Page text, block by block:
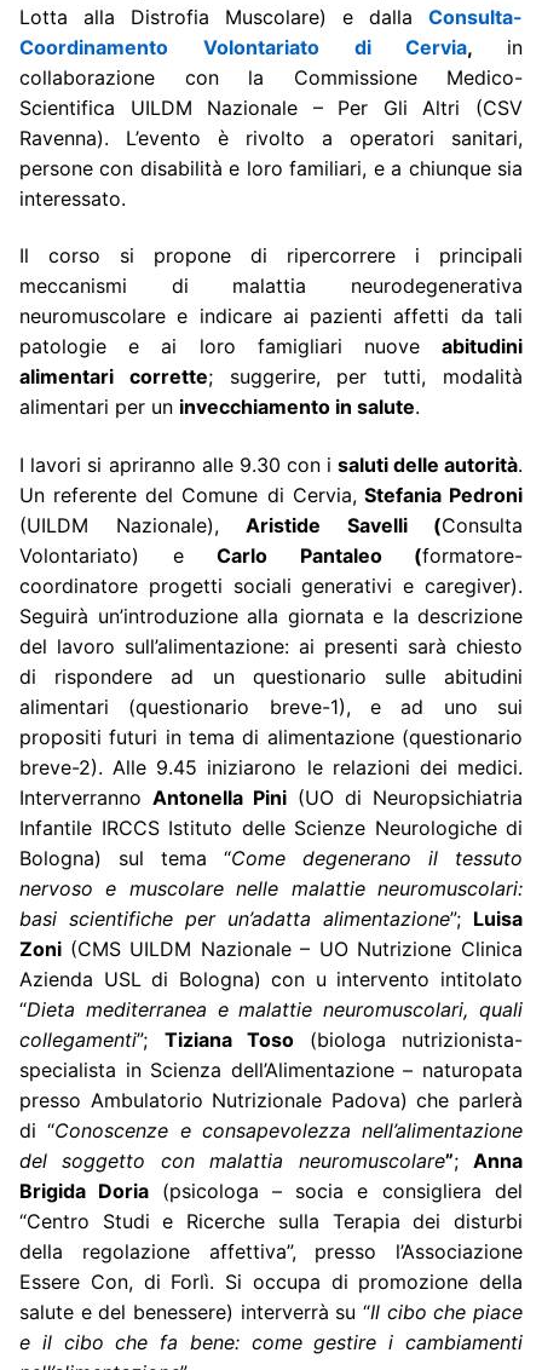
Lotta alla Distrofia Muscolare) e dalla Consulta-
Coordinamento Volontariato di Cervia, in
collaborazione con la Commissione Medico-
Scientifica UILDM Nazionale – Per Gli Altri (CSV
Ravenna). L’evento è rivolto a operatori sanitari,
persone con disabilità e loro familiari, e a chiunque sia
interessato.
Il corso si propone di ripercorrere i principali
meccanismi di malattia neurodegenerativa
neuromuscolare e indicare ai pazienti affetti da tali
patologie e ai loro famigliari nuove abitudini
alimentari corrette; suggerire, per tutti, modalità
alimentari per un invecchiamento in salute.
I lavori si apriranno alle 9.30 con i saluti delle autorità.
Un referente del Comune di Cervia,Stefania Pedroni
(UILDM Nazionale), Aristide Savelli (Consulta
Volontariato) e Carlo Pantaleo (formatore-
coordinatore progetti sociali generativi e caregiver).
Seguirà un’introduzione alla giornata e la descrizione
del lavoro sull’alimentazione: ai presenti sarà chiesto
di rispondere ad un questionario sulle abitudini
alimentari (questionario breve-1), e ad uno sui
propositi futuri in tema di alimentazione (questionario
breve-2). Alle 9.45 iniziarono le relazioni dei medici.
InterverrannoAntonella Pini (UO di Neuropsichiatria
Infantile IRCCS Istituto delle Scienze Neurologiche di
Bologna) sul tema “Come degenerano il tessuto
nervoso e muscolare nelle malattie neuromuscolari:
basi scientifiche per un’adatta alimentazione”; Luisa
Zoni (CMS UILDM Nazionale – UO Nutrizione Clinica
Azienda USL di Bologna) con u intervento intitolato
“Dieta mediterranea e malattie neuromuscolari, quali
collegamenti”; Tiziana Toso (biologa nutrizionista-
specialista in Scienza dell’Alimentazione – naturopata
presso Ambulatorio Nutrizionale Padova) che parlerà
di “Conoscenze e consapevolezza nell’alimentazione
del soggetto con
malattia neuromuscolare”;Anna
Brigida Doria (psicologa – socia e consigliera del
“Centro Studi e Ricerche sulla Terapia dei disturbi
della regolazione affettiva”, presso l’Associazione
Essere Con, di Forlì. Si occupa di promozione della
salute e del benessere) interverrà su “Il cibo che piace
e il cibo che fa bene: come gestire i cambiamenti